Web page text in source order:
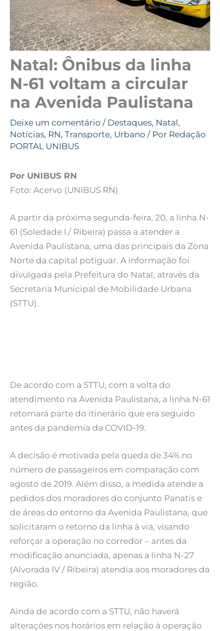
Natal: Ônibus da linha
N-61 voltam a circular
na Avenida Paulistana
Deixe um comentário / Destaques, Natal,
Notícias, RN, Transporte, Urbano / Por Redação
PORTAL UNIBUS
Por UNIBUS RN
Foto: Acervo (UNIBUS RN)
A partir da próxima segunda-feira, 20, a linha N-
61 (Soledade I / Ribeira) passa a atender a
Avenida Paulistana, uma das principais da Zona
Norte da capital potiguar. A informação foi
divulgada pela Prefeitura do Natal, através da
Secretaria Municipal de Mobilidade Urbana
(STTU).
De acordo com a STTU, com a volta do
atendimento na Avenida Paulistana, a linha N-61
retomará parte do itinerário que era seguido
antes da pandemia da COVID-19.
A decisão é motivada pela queda de 34% no
número de passageiros em comparação com
agosto de 2019. Além disso, a medida atende a
pedidos dos moradores do conjunto Panatis e
de áreas do entorno da Avenida Paulistana, que
solicitaram o retorno da linha à via, visando
reforçar a operação no corredor – antes da
modificação anunciada, apenas a linha N-27
(Alvorada IV / Ribeira) atendia aos moradores da
região.
Ainda de acordo com a STTU, não haverá
alterações nos horários em relação à operação